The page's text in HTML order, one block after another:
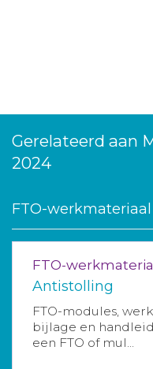
Gerelateerd aan
2024
FTO-werkmateriaal
FTO-
Antistolling
FTO-modules,
bijlage en
een FTO of mul...